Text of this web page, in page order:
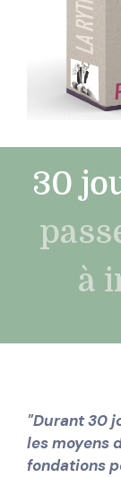
30
à
"Durant 30
les moyens
fondations